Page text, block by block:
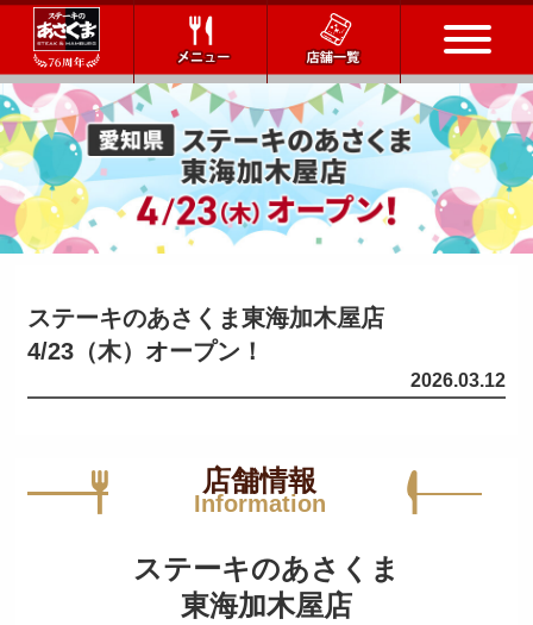
トップページ
店舗一覧
メニュー
会社情報
採用情報
採用トップ
新卒採用
中途採用
ステーキのあさくま東海加木屋店
4/23（木）オープン！
2026.03.12
店舗情報
Information
ステーキのあさくま
東海加木屋店